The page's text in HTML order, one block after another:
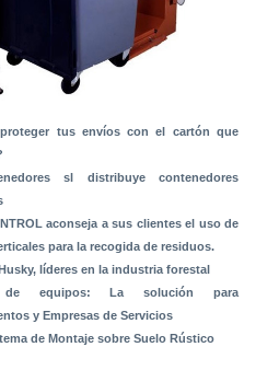
proteger tus envíos con el cartón que
sl distribuye contenedores
aconseja a sus clientes el uso de
para la recogida de residuos.
líderes en la industria forestal
de equipos: La solución para
y Empresas de Servicios
de Montaje sobre Suelo Rústico